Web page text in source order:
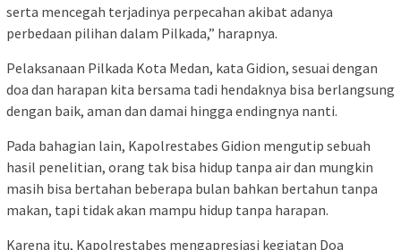
serta mencegah terjadinya perpecahan akibat adanya
perbedaan pilihan dalam Pilkada,” harapnya.
Pelaksanaan Pilkada Kota Medan, kata Gidion, sesuai dengan
doa dan harapan kita bersama tadi hendaknya bisa berlangsung
dengan baik, aman dan damai hingga endingnya nanti.
Pada bahagian lain, Kapolrestabes Gidion mengutip sebuah
hasil penelitian, orang tak bisa hidup tanpa air dan mungkin
masih bisa bertahan beberapa bulan bahkan bertahun tanpa
makan, tapi tidak akan mampu hidup tanpa harapan.
Karena itu, Kapolrestabes mengapresiasi kegiatan Doa